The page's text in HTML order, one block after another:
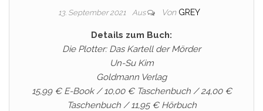
13. September 2021 Aus Von GREY
Details zum Buch:
Die Plotter: Das Kartell der Mörder
Un-Su Kim
Goldmann Verlag
15,99 € E-Book / 10,00 € Taschenbuch / 24,00 €
Taschenbuch / 11,95 € Hörbuch